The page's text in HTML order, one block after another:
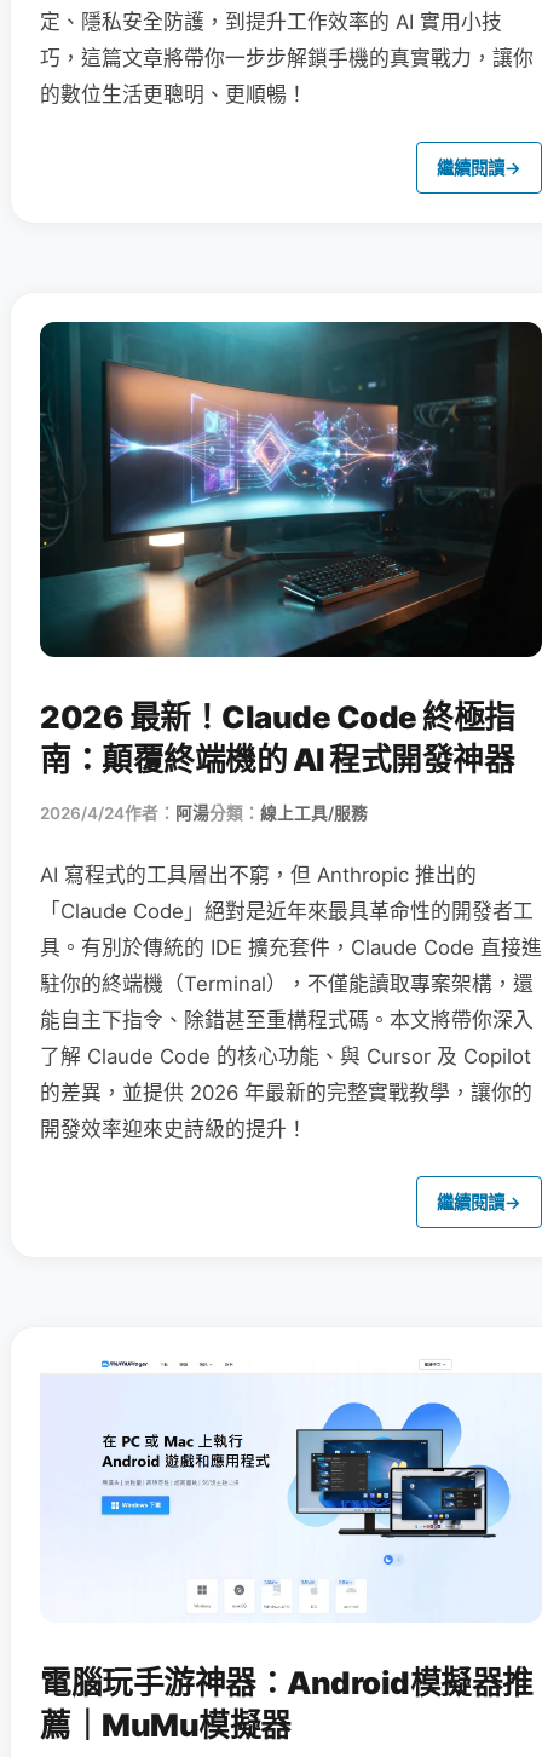
定、隱私安全防護，到提升工作效率的 AI 實用小技
巧，這篇文章將帶你一步步解鎖手機的真實戰力，讓你
的數位生活更聰明、更順暢！
繼續閱讀→
2026 最新！Claude Code 終極指
南：顛覆終端機的 AI 程式開發神器
2026/4/24作者： 阿湯分類： 線上工具/服務
AI 寫程式的工具層出不窮，但 Anthropic 推出的
「Claude Code」絕對是近年來最具革命性的開發者工
具。有別於傳統的 IDE 擴充套件，Claude Code 直接進
駐你的終端機（Terminal），不僅能讀取專案架構，還
能自主下指令、除錯甚至重構程式碼。本文將帶你深入
了解 Claude Code 的核心功能、與 Cursor 及 Copilot
的差異，並提供 2026 年最新的完整實戰教學，讓你的
開發效率迎來史詩級的提升！
繼續閱讀→
電腦玩手游神器：Android模擬器推
薦｜MuMu模擬器